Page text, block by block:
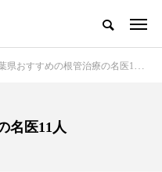
県おすすめの根管治療の名医11人
名医11人